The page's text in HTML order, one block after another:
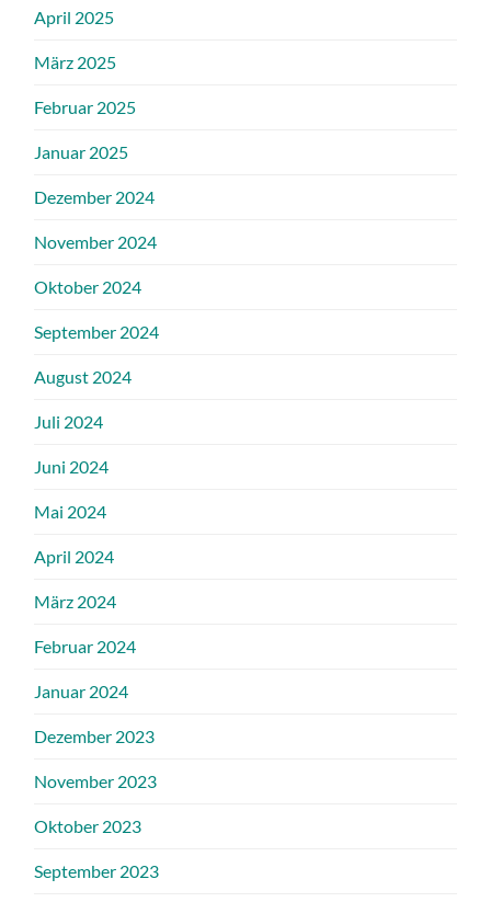
April 2025
März 2025
Februar 2025
Januar 2025
Dezember 2024
November 2024
Oktober 2024
September 2024
August 2024
Juli 2024
Juni 2024
Mai 2024
April 2024
März 2024
Februar 2024
Januar 2024
Dezember 2023
November 2023
Oktober 2023
September 2023